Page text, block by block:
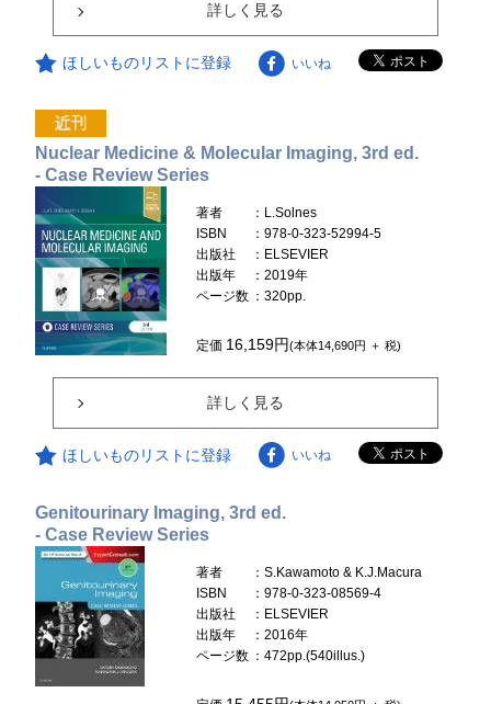
詳しく見る
ほしいものリストに登録 いいね
Nuclear Medicine & Molecular Imaging, 3rd ed.
- Case Review Series
著者
：L.Solnes
ISBN
：978-0-323-52994-5
出版社
：ELSEVIER
出版年
：2019年
ページ数 ：320pp.
定価 16,159円(本体14,690円 ＋ 税)
詳しく見る
ほしいものリストに登録 いいね
Genitourinary Imaging, 3rd ed.
- Case Review Series
著者
：S.Kawamoto & K.J.Macura
ISBN
：978-0-323-08569-4
出版社
：ELSEVIER
出版年
：2016年
ページ数 ：472pp.(540illus.)